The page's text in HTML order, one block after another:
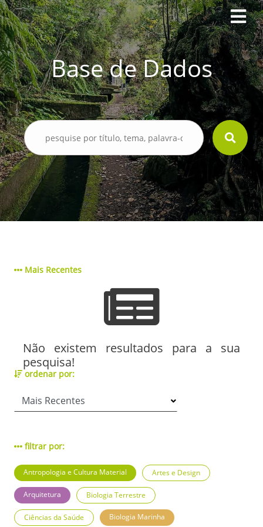
Base de Dados
Mais Recentes
Não existem resultados para a sua
pesquisa!
ordenar por:
filtrar por:
Antropologia e Cultura Material Artes e Design
Arquitetura Biologia Terrestre
Ciências da Saúde Biologia Marinha